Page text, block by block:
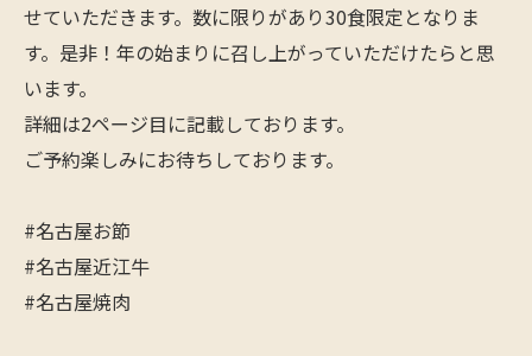
せていただきます。数に限りがあり30食限定となりま
す。是非！年の始まりに召し上がっていただけたらと思
います。
詳細は2ページ目に記載しております。
ご予約楽しみにお待ちしております。
#名古屋お節
#名古屋近江牛
#名古屋焼肉